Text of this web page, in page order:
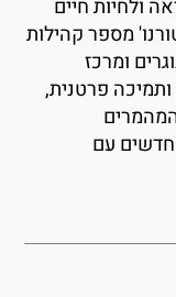
חיים
מספר קהילות
ומרכז
פרטנית,
עם